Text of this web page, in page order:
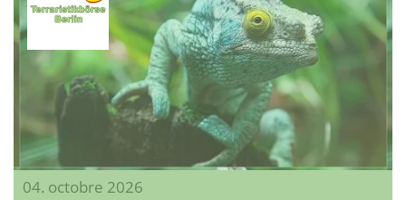
04. octobre 2026